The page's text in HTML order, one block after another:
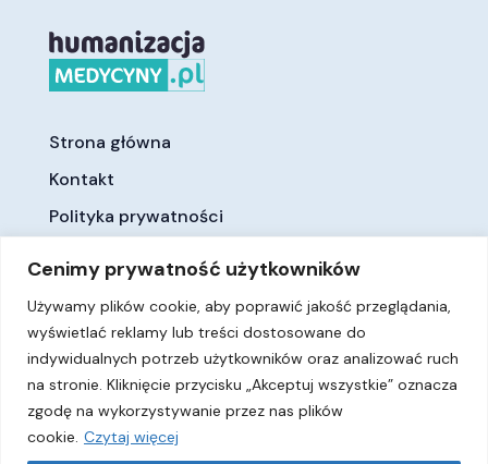
Cenimy prywatność użytkowników
Używamy plików cookie, aby poprawić jakość przeglądania,
wyświetlać reklamy lub treści dostosowane do
indywidualnych potrzeb użytkowników oraz analizować ruch
na stronie. Kliknięcie przycisku „Akceptuj wszystkie” oznacza
zgodę na wykorzystywanie przez nas plików
cookie. Czytaj więcej
Strona główna
Kontakt
Polityka prywatności
Witryna humanizacjamedycyny.pl jest prowadzona przez
Instytut Praw Pacjenta i Edukacji Zdrowotnej